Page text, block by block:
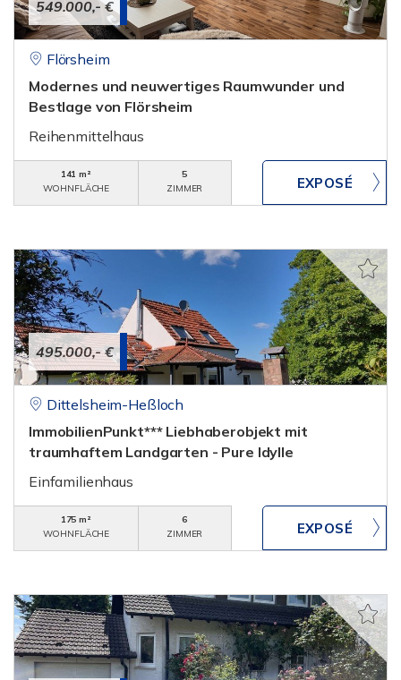
549.000,- €
Flörsheim
Modernes und neuwertiges Raumwunder und
Bestlage von Flörsheim
Reihenmittelhaus
141 m²
WOHNFLÄCHE
5
ZIMMER
495.000,- €
Dittelsheim-Heßloch
ImmobilienPunkt*** Liebhaberobjekt mit
traumhaftem Landgarten - Pure Idylle
Einfamilienhaus
175 m²
WOHNFLÄCHE
6
ZIMMER